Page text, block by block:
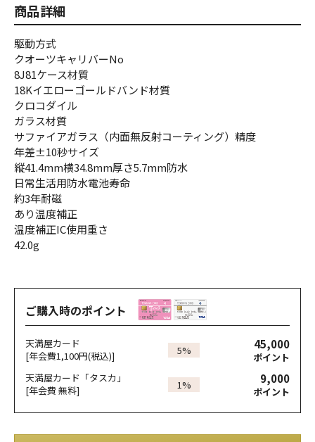
商品詳細
駆動方式
クオーツキャリバーNo
8J81ケース材質
18Kイエローゴールドバンド材質
クロコダイル
ガラス材質
サファイアガラス（内面無反射コーティング）精度
年差±10秒サイズ
縦41.4mm横34.8mm厚さ5.7mm防水
日常生活用防水電池寿命
約3年耐磁
あり温度補正
温度補正IC使用重さ
42.0g
ご購入時のポイント
天満屋カード
[年会費1,100円(税込)]
5% 45,000
ポイント
天満屋カード「タスカ」
[年会費 無料]
1% 9,000
ポイント